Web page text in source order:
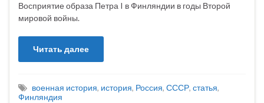
Восприятие образа Петра I в Финляндии в годы Второй
мировой войны.
Читать далее
военная история, история, Россия, СССР, статья,
Финляндия